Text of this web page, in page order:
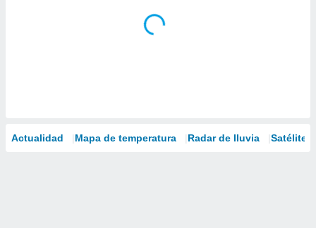
Actualidad Mapa de temperatura Radar de lluvia Satélites